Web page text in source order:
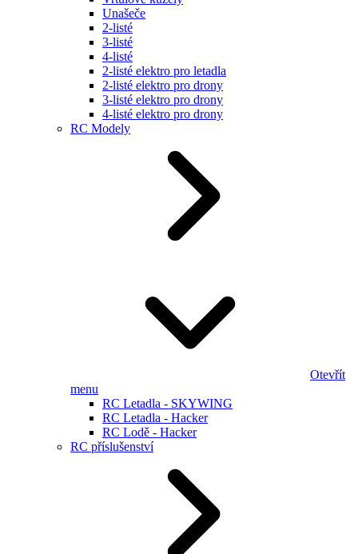
Unašeče
2-listé
3-listé
4-listé
2-listé elektro pro letadla
2-listé elektro pro drony
3-listé elektro pro drony
4-listé elektro pro drony
RC Modely
Otevřít
menu
RC Letadla - SKYWING
RC Letadla - Hacker
RC Lodě - Hacker
RC příslušenství